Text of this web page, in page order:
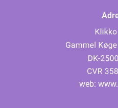
web: